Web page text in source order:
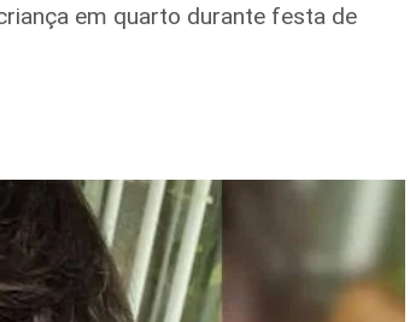
em quarto durante festa de